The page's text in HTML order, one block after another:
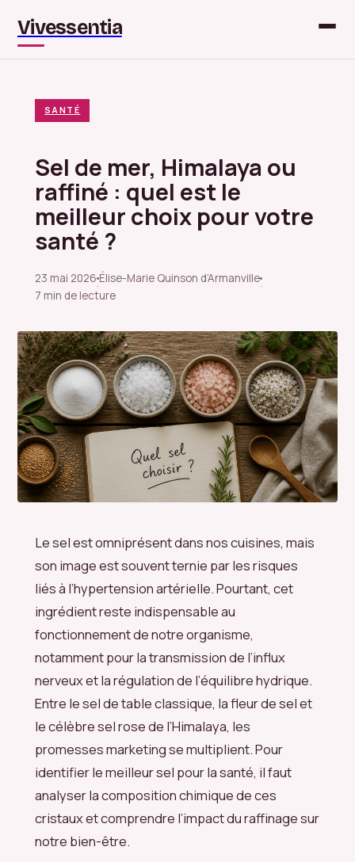
Vivessentia
SANTÉ
Sel de mer, Himalaya ou
raffiné : quel est le
meilleur choix pour votre
santé ?
23 mai 2026
·
Élise-Marie Quinson d’Armanville
·
7 min de lecture
Le sel est omniprésent dans nos cuisines, mais
son image est souvent ternie par les risques
liés à l’hypertension artérielle. Pourtant, cet
ingrédient reste indispensable au
fonctionnement de notre organisme,
notamment pour la transmission de l’influx
nerveux et la régulation de l’équilibre hydrique.
Entre le sel de table classique, la fleur de sel et
le célèbre sel rose de l’Himalaya, les
promesses marketing se multiplient. Pour
identifier le meilleur sel pour la santé, il faut
analyser la composition chimique de ces
cristaux et comprendre l’impact du raffinage sur
notre bien-être.